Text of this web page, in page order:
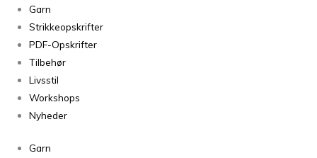
Garn
Strikkeopskrifter
PDF-Opskrifter
Tilbehør
Livsstil
Workshops
Nyheder
Garn
Sunday
Beige
3021
antal